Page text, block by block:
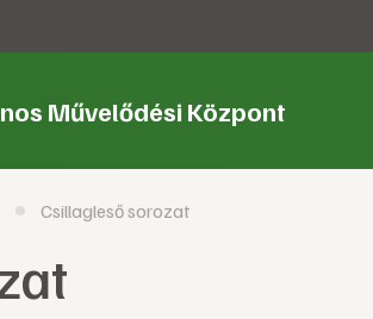
Művelődési Központ
Csillagleső sorozat